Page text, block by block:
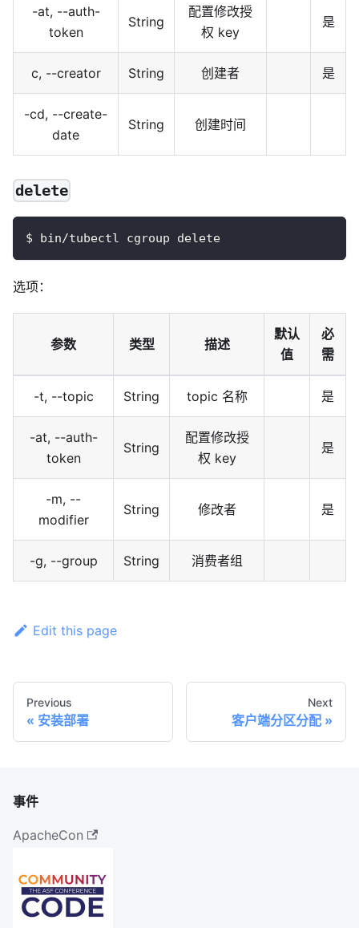
-at, --auth-
token
String
配置修改授
权 key
是
c, --creator String 创建者 是
-cd, --create-
date
String 创建时间
delete
$ bin/tubectl cgroup delete
选项：
参数 类型 描述
默认
值
必
需
-t, --topic String topic 名称 是
-at, --auth-
token
String
配置修改授
权 key
是
-m, --
modifier
String 修改者 是
-g, --group String 消费者组
Edit this page
Previous
安装部署
Next
客户端分区分配
事件
ApacheCon